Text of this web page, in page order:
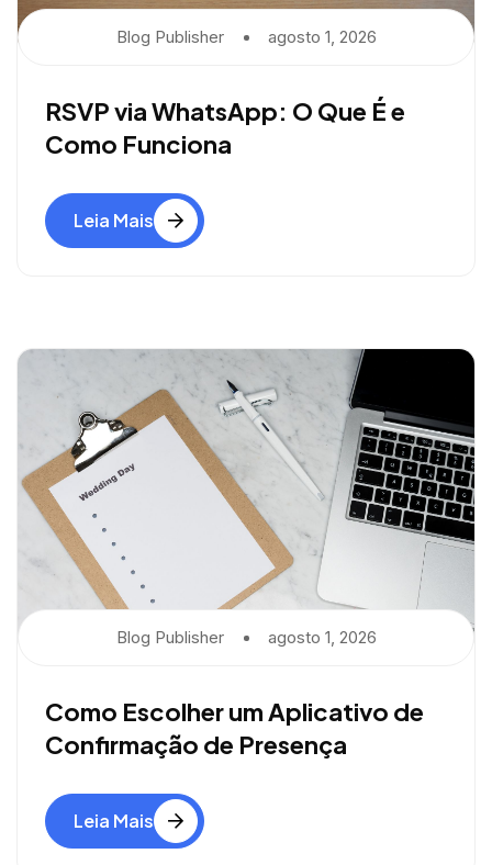
Blog Publisher Agosto 1, 2026
RSVP via WhatsApp: O Que É e
Como Funciona
Leia Mais
Blog Publisher Agosto 1, 2026
Como Escolher um Aplicativo de
Confirmação de Presença
Leia Mais